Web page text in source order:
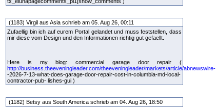
(1183) Virgil aus Asia schrieb am 05. Aug 26, 00:11
Zufaellig bin ich auf eurem Portal gelandet und muss feststellen, dass
mir diese vom Design und den Informationen richtig gut gefaellt.
Here is my blog: commercial garage door repair (
http://business.theeveningleader.com/theeveningleader/markets/article/abnewswire-
-2026-7-13-what-does-garage-door-repair-cost-in-columbia-md-local-
contractor-pub- lishes-gui )
(1182) Betsy aus South America schrieb am 04. Aug 26, 18:50